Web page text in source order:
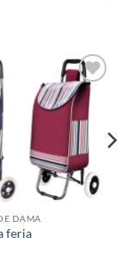
Añadir
a la
lista de
deseos
DAMA
feria